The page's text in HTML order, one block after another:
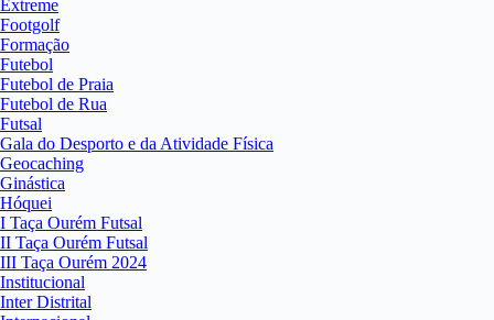
Extreme
Footgolf
Formação
Futebol
Futebol de Praia
Futebol de Rua
Futsal
Gala do Desporto e da Atividade Física
Geocaching
Ginástica
Hóquei
I Taça Ourém Futsal
II Taça Ourém Futsal
III Taça Ourém 2024
Institucional
Inter Distrital